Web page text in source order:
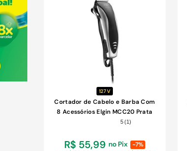
COMPRAR
127 V
Cortador de Cabelo e Barba Com
8 Acessórios Elgin MCC20 Prata
5(1)
R$ 55,99 no Pix
-7%